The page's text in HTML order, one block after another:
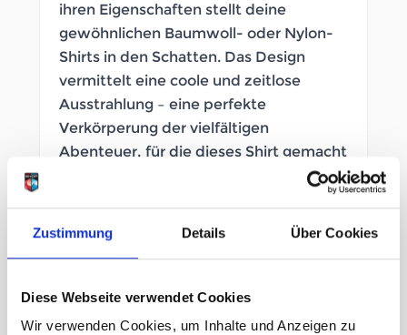
Zustimmung Details Über Cookies
Diese Webseite verwendet Cookies
Wir verwenden Cookies, um Inhalte und Anzeigen zu
ihren Eigenschaften stellt deine
gewöhnlichen Baumwoll- oder Nylon-
Shirts in den Schatten. Das Design
vermittelt eine coole und zeitlose
Ausstrahlung – eine perfekte
Verkörperung der vielfältigen
Abenteuer, für die dieses Shirt gemacht
Community auf Merino schwört.
SOFORT LIEFERBAR
Artikelnummer LB_2641240098